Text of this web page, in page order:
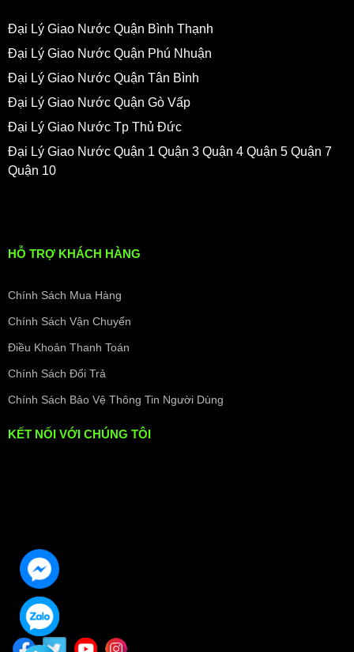
Đại Lý Giao Nước Quận Bình Thạnh
Đại Lý Giao Nước Quận Phú Nhuận
Đại Lý Giao Nước Quận Tân Bình
Đại Lý Giao Nước Quận Gò Vấp
Đại Lý Giao Nước Tp Thủ Đức
Đại Lý Giao Nước Quận 1 Quận 3 Quận 4 Quận 5 Quận 7
Quận 10
HỖ TRỢ KHÁCH HÀNG
Chính Sách Mua Hàng
Chính Sách Vận Chuyển
Điều Khoản Thanh Toán
Chính Sách Đổi Trả
Chính Sách Bảo Vệ Thông Tin Người Dùng
KẾT NỐI VỚI CHÚNG TÔI